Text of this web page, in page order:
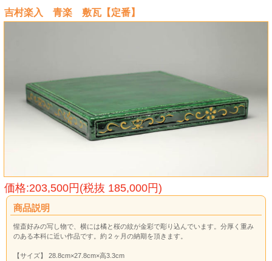
吉村楽入 青楽 敷瓦【定番】
価格:203,500円(税抜 185,000円)
商品説明
惺斎好みの写し物で、横には橘と桜の紋が金彩で彫り込んでいます。分厚く重み
のある本科に近い作品です。約２ヶ月の納期を頂きます。
【サイズ】 28.8cm×27.8cm×高3.3cm